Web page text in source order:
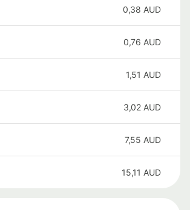
0,38 AUD
0,76 AUD
1,51 AUD
3,02 AUD
7,55 AUD
15,11 AUD